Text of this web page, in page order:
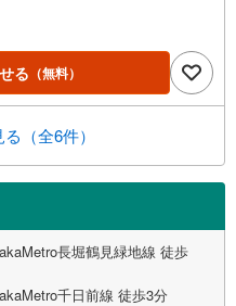
る （無料）
（全6件）
長堀鶴見緑地線 徒歩
千日前線 徒歩3分